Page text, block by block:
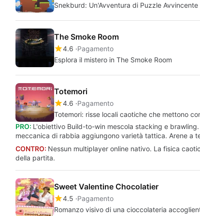
Snekburd: Un'Avventura di Puzzle Avvincente
The Smoke Room
4.6 Pagamento
Esplora il mistero in The Smoke Room
Totemori
4.6 Pagamento
Totemori: risse locali caotiche che mettono
PRO: L'obiettivo Build-to-win mescola stacking e
meccanica di rabbia aggiungono varietà tattica. Arene a
CONTRO: Nessun multiplayer online nativo. La fisica
della partita.
Sweet Valentine Chocolatier
4.5 Pagamento
Romanzo visivo di una cioccolateria